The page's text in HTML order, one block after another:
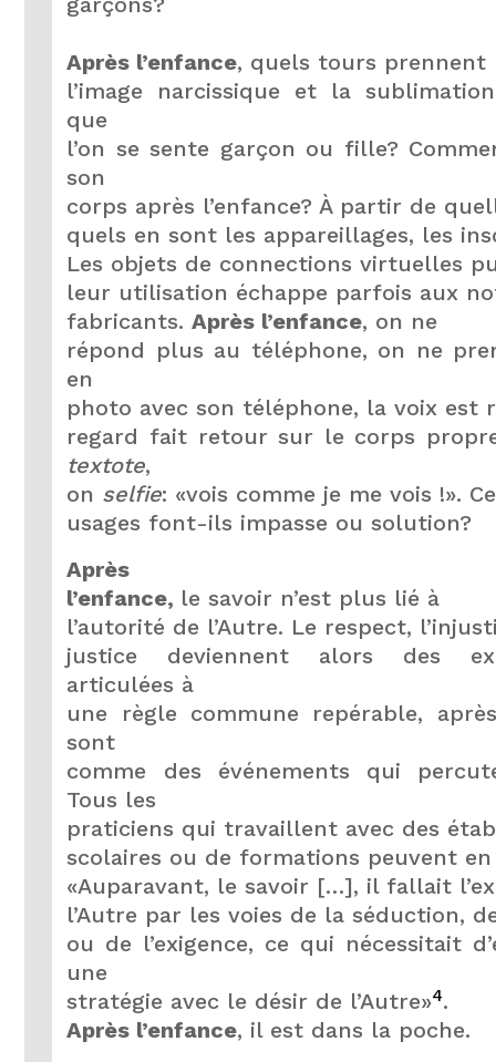
Après l’enfance, quels tours prennent
l’image narcissique et la
que
l’on se sente garçon ou fille?
son
corps après l’enfance? À partir de
quels en sont les appareillages, les
Les objets de connections virtuelles
leur utilisation échappe parfois aux
fabricants.Après l’enfance, on ne
répond plus au téléphone, on ne
en
photo avec son téléphone, la voix est
regard fait retour sur le corps
textote,
on selfie: «vois comme je me vois !».
usages font-ils impasse ou solution?
Après
l’enfance, le savoir n’est plus lié à
l’autorité de l’Autre. Le respect,
justice deviennent alors des
articulées à
une règle commune repérable,
sont
comme des événements qui
Tous les
praticiens qui travaillent avec des
scolaires ou de formations peuvent
«Auparavant, le savoir […], il fallait
l’Autre par les voies de la séduction,
ou de l’exigence, ce qui nécessitait
une
stratégie avec le désir de l’Autre»4.
Après l’enfance, il est dans la poche.